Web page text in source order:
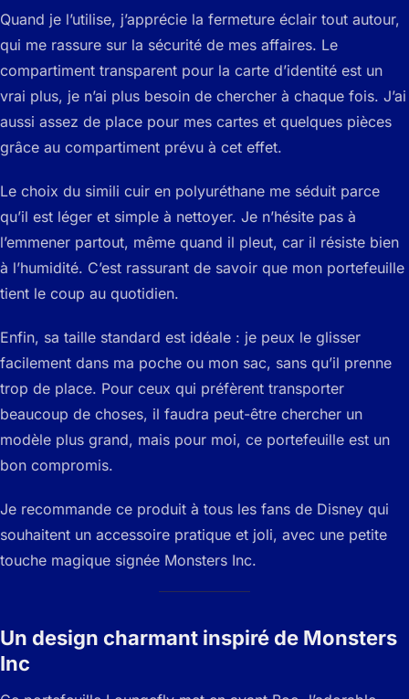
Quand je l’utilise, j’apprécie la fermeture éclair tout autour,
qui me rassure sur la sécurité de mes affaires. Le
compartiment transparent pour la carte d’identité est un
vrai plus, je n’ai plus besoin de chercher à chaque fois. J’ai
aussi assez de place pour mes cartes et quelques pièces
grâce au compartiment prévu à cet effet.
Le choix du simili cuir en polyuréthane me séduit parce
qu’il est léger et simple à nettoyer. Je n’hésite pas à
l’emmener partout, même quand il pleut, car il résiste bien
à l’humidité. C’est rassurant de savoir que mon portefeuille
tient le coup au quotidien.
Enfin, sa taille standard est idéale : je peux le glisser
facilement dans ma poche ou mon sac, sans qu’il prenne
trop de place. Pour ceux qui préfèrent transporter
beaucoup de choses, il faudra peut-être chercher un
modèle plus grand, mais pour moi, ce portefeuille est un
bon compromis.
Je recommande ce produit à tous les fans de Disney qui
souhaitent un accessoire pratique et joli, avec une petite
touche magique signée Monsters Inc.
Un design charmant inspiré de Monsters
Inc